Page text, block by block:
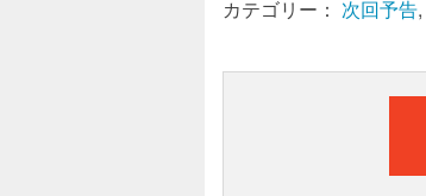
カテゴリー： 次回予告,